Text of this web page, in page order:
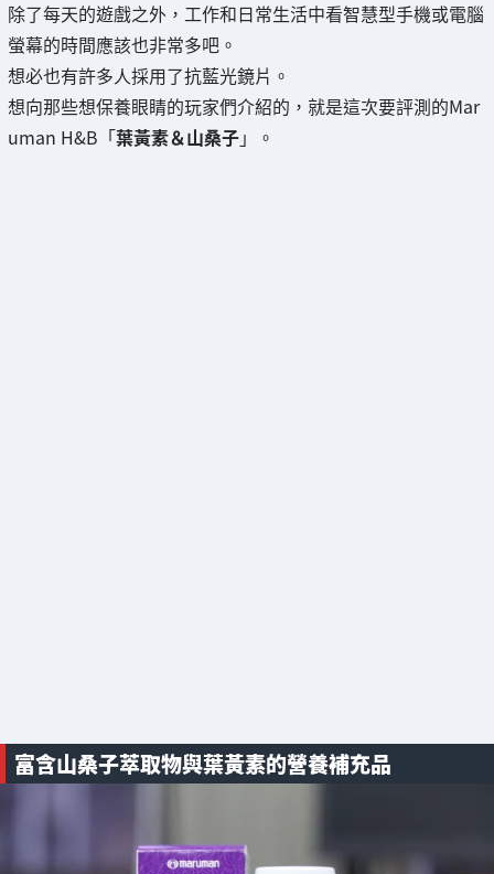
除了每天的遊戲之外，工作和日常生活中看智慧型手機或電腦
螢幕的時間應該也非常多吧。
想必也有許多人採用了抗藍光鏡片。
想向那些想保養眼睛的玩家們介紹的，就是這次要評測的Mar
uman H&B「葉黃素＆山桑子」。
富含山桑子萃取物與葉黃素的營養補充品